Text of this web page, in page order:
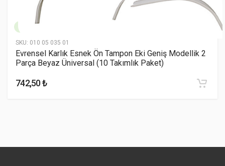
No Name
$569.00
SKU: 010 05 035 01
Evrensel Karlık Esnek Ön Tampon Eki Geniş Modellik 2
Parça Beyaz Üniversal (10 Takımlık Paket)
742,50 ₺